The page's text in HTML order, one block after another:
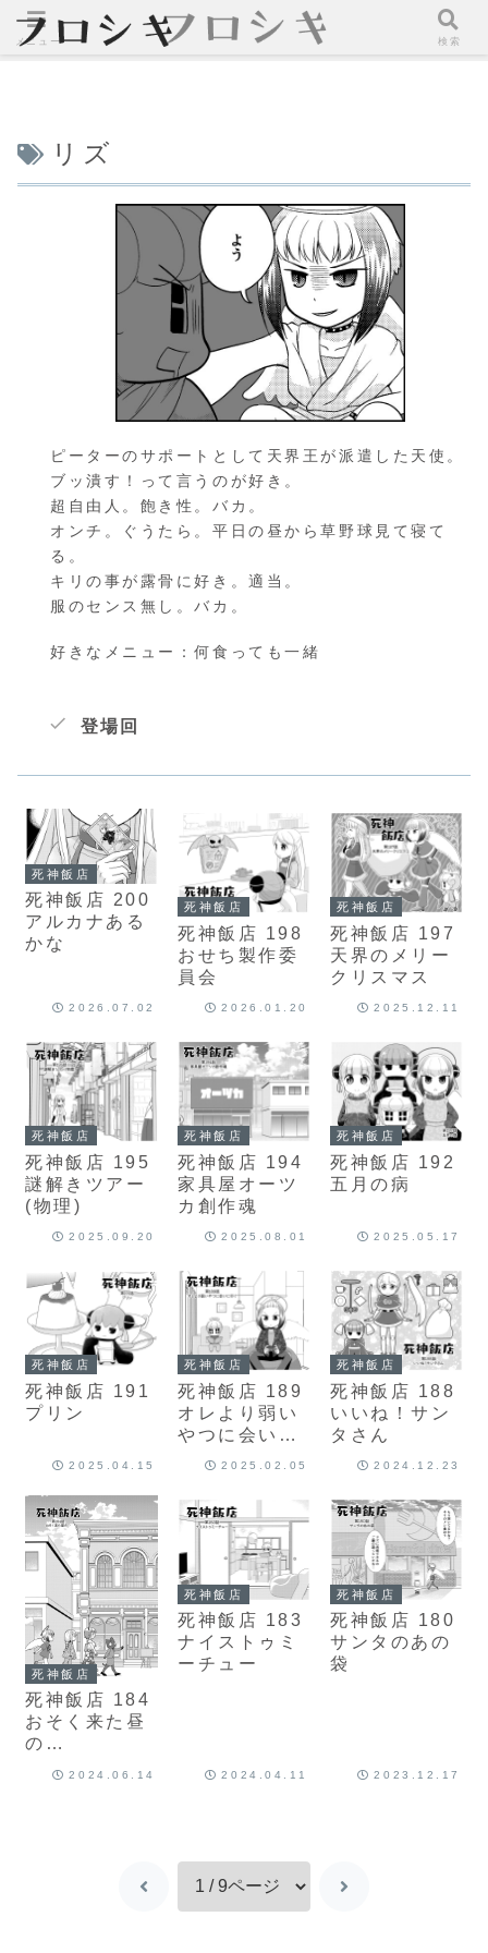
リズ
ピーターのサポートとして天界王が派遣した天使。
ブッ潰す！って言うのが好き。
超自由人。飽き性。バカ。
オンチ。ぐうたら。平日の昼から草野球見て寝て
る。
キリの事が露骨に好き。適当。
服のセンス無し。バカ。
好きなメニュー：何食っても一緒
登場回
死神飯店
死神飯店 200
アルカナある
かな
2026.07.02
死神飯店
死神飯店 198
おせち製作委
員会
2026.01.20
死神飯店
死神飯店 197
天界のメリー
クリスマス
2025.12.11
死神飯店
死神飯店 195
謎解きツアー
(物理)
2025.09.20
死神飯店
死神飯店 194
家具屋オーツ
カ創作魂
2025.08.01
死神飯店
死神飯店 192
五月の病
2025.05.17
死神飯店
死神飯店 191
プリン
2025.04.15
死神飯店
死神飯店 189
オレより弱い
やつに会いに
行く
2025.02.05
死神飯店
死神飯店 188
いいね！サン
タさん
2024.12.23
死神飯店
死神飯店 184
おそく来た昼
の…
2024.06.14
死神飯店
死神飯店 183
ナイストゥミ
ーチュー
2024.04.11
死神飯店
死神飯店 180
サンタのあの
袋
2023.12.17
メニュー 検索